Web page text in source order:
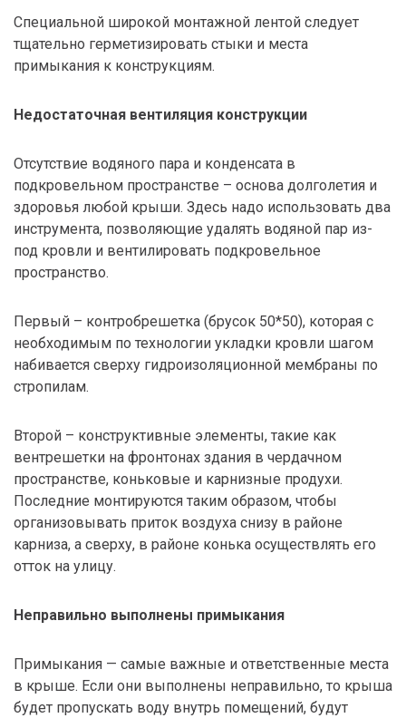
Специальной широкой монтажной лентой следует
тщательно герметизировать стыки и места
примыкания к конструкциям.
Недостаточная вентиляция конструкции
Отсутствие водяного пара и конденсата в
подкровельном пространстве – основа долголетия и
здоровья любой крыши. Здесь надо использовать два
инструмента, позволяющие удалять водяной пар из-
под кровли и вентилировать подкровельное
пространство.
Первый – контробрешетка (брусок 50*50), которая с
необходимым по технологии укладки кровли шагом
набивается сверху гидроизоляционной мембраны по
стропилам.
Второй – конструктивные элементы, такие как
вентрешетки на фронтонах здания в чердачном
пространстве, коньковые и карнизные продухи.
Последние монтируются таким образом, чтобы
организовывать приток воздуха снизу в районе
карниза, а сверху, в районе конька осуществлять его
отток на улицу.
Неправильно выполнены примыкания
Примыкания — самые важные и ответственные места
в крыше. Если они выполнены неправильно, то крыша
будет пропускать воду внутрь помещений, будут